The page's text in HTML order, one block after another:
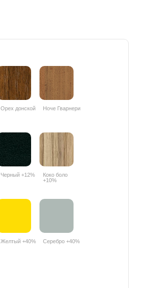
Орех донской Ноче Гварнери
Черный +12%
Коко боло
+10%
Желтый +40% Серебро +40%